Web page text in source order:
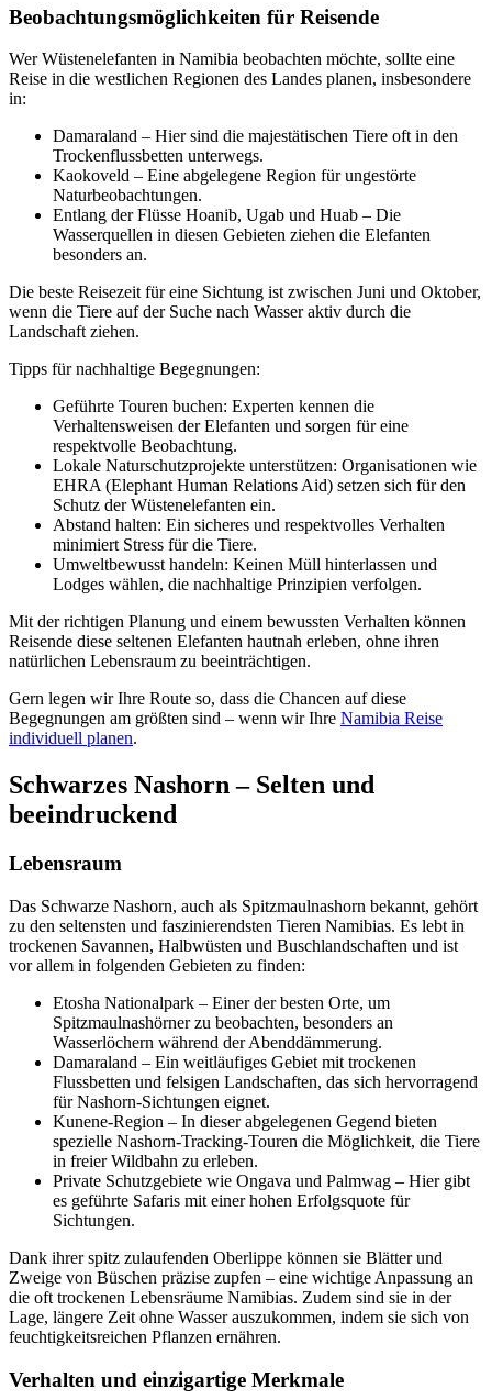
Beobachtungsmöglichkeiten für Reisende
Wer Wüstenelefanten in Namibia beobachten möchte, sollte eine
Reise in die westlichen Regionen des Landes planen, insbesondere
in:
Damaraland – Hier sind die majestätischen Tiere oft in den
Trockenflussbetten unterwegs.
Kaokoveld – Eine abgelegene Region für ungestörte
Naturbeobachtungen.
Entlang der Flüsse Hoanib, Ugab und Huab – Die
Wasserquellen in diesen Gebieten ziehen die Elefanten
besonders an.
Die beste Reisezeit für eine Sichtung ist zwischen Juni und Oktober,
wenn die Tiere auf der Suche nach Wasser aktiv durch die
Landschaft ziehen.
Tipps für nachhaltige Begegnungen:
Geführte Touren buchen: Experten kennen die
Verhaltensweisen der Elefanten und sorgen für eine
respektvolle Beobachtung.
Lokale Naturschutzprojekte unterstützen: Organisationen wie
EHRA (Elephant Human Relations Aid) setzen sich für den
Schutz der Wüstenelefanten ein.
Abstand halten: Ein sicheres und respektvolles Verhalten
minimiert Stress für die Tiere.
Umweltbewusst handeln: Keinen Müll hinterlassen und
Lodges wählen, die nachhaltige Prinzipien verfolgen.
Mit der richtigen Planung und einem bewussten Verhalten können
Reisende diese seltenen Elefanten hautnah erleben, ohne ihren
natürlichen Lebensraum zu beeinträchtigen.
Gern legen wir Ihre Route so, dass die Chancen auf diese
Begegnungen am größten sind – wenn wir Ihre Namibia Reise
individuell planen.
Schwarzes Nashorn – Selten und
beeindruckend
Lebensraum
Das Schwarze Nashorn, auch als Spitzmaulnashorn bekannt, gehört
zu den seltensten und faszinierendsten Tieren Namibias. Es lebt in
trockenen Savannen, Halbwüsten und Buschlandschaften und ist
vor allem in folgenden Gebieten zu finden:
Etosha Nationalpark – Einer der besten Orte, um
Spitzmaulnashörner zu beobachten, besonders an
Wasserlöchern während der Abenddämmerung.
Damaraland – Ein weitläufiges Gebiet mit trockenen
Flussbetten und felsigen Landschaften, das sich hervorragend
für Nashorn-Sichtungen eignet.
Kunene-Region – In dieser abgelegenen Gegend bieten
spezielle Nashorn-Tracking-Touren die Möglichkeit, die Tiere
in freier Wildbahn zu erleben.
Private Schutzgebiete wie Ongava und Palmwag – Hier gibt
es geführte Safaris mit einer hohen Erfolgsquote für
Sichtungen.
Dank ihrer spitz zulaufenden Oberlippe können sie Blätter und
Zweige von Büschen präzise zupfen – eine wichtige Anpassung an
die oft trockenen Lebensräume Namibias. Zudem sind sie in der
Lage, längere Zeit ohne Wasser auszukommen, indem sie sich von
feuchtigkeitsreichen Pflanzen ernähren.
Verhalten und einzigartige Merkmale